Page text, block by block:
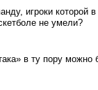
игроки
не умели?
в ту пору можно